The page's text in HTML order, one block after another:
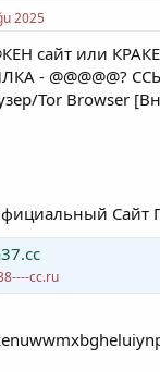
2025
сайт или
- @@@@@?
Tor Browser
Сайт
cc.ru